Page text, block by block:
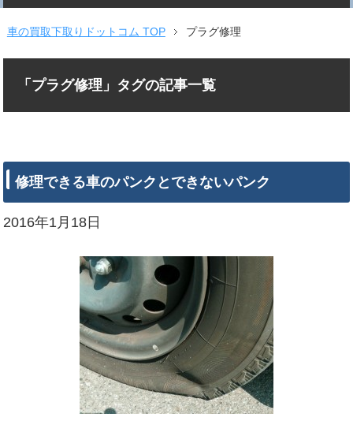
車の買取下取りドットコム TOP プラグ修理
「プラグ修理」タグの記事一覧
修理できる車のパンクとできないパンク
2016年1月18日